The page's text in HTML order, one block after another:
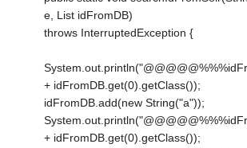
e, List idFromDB)
throws InterruptedException {
+ idFromDB.get(0).getClass());
idFromDB.add(new String("a"));
+ idFromDB.get(0).getClass());